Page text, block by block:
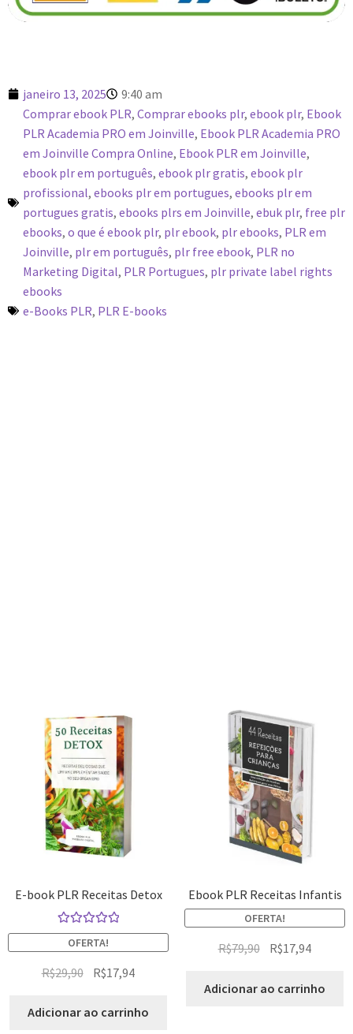
janeiro 13, 2025
9:40 am
Comprar ebook PLR, Comprar ebooks plr, ebook plr, Ebook
PLR Academia PRO em Joinville, Ebook PLR Academia PRO
em Joinville Compra Online, Ebook PLR em Joinville,
ebook plr em português, ebook plr gratis, ebook plr
profissional, ebooks plr em portugues, ebooks plr em
portugues gratis, ebooks plrs em Joinville, ebuk plr, free plr
ebooks, o que é ebook plr, plr ebook, plr ebooks, PLR em
Joinville, plr em português, plr free ebook, PLR no
Marketing Digital, PLR Portugues, plr private label rights
ebooks
e-Books PLR, PLR E-books
E-book PLR Receitas Detox
Avaliação
5.00de 5
OFERTA!
R$29,90 R$17,94
Adicionar ao carrinho
Ebook PLR Receitas Infantis
OFERTA!
R$79,90 R$17,94
Adicionar ao carrinho